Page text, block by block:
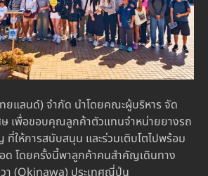
ยแลนด์) จำกัด นำโดยคณะผู้บริหาร จัด
เพื่อขอบคุณลูกค้าตัวแทนจำหน่ายยางรถ
ให้การสนับสนุน และร่วมเติบโตไปพร้อม
ด โดยครั้งนี้พาลูกค้าคนสำคัญเดินทาง